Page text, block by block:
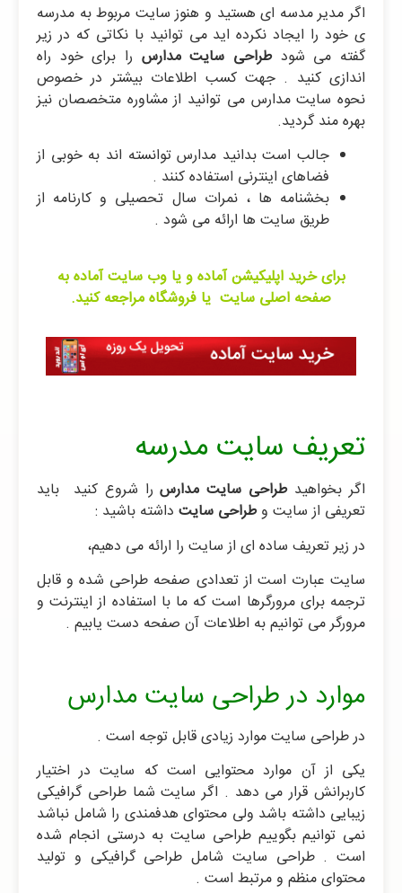
اگر مدیر مدسه ای هستید و هنوز سایت مربوط به مدرسه
ی خود را ایجاد نکرده اید می توانید با نکاتی که در زیر
گفته می شودطراحی سایت مدارس را برای خود راه
اندازی کنید . جهت کسب اطلاعات بیشتر در خصوص
نحوه سایت مدارس می توانید از مشاوره متخصصان نیز
بهره مند گردید.
جالب است بدانید مدارس توانسته اند به خوبی از
فضاهای اینترنی استفاده کنند .
بخشنامه ها ، نمرات سال تحصیلی و کارنامه از
طریق سایت ها ارائه می شود .
برای خرید اپلیکیشن آماده و یا وب سایت آماده به
صفحه اصلی سایت یا فروشگاه مراجعه کنید.
تعریف سایت مدرسه
اگر بخواهیدطراحی سایت مدارسرا شروع کنید باید
تعریفی از سایت وطراحی سایت داشته باشید :
در زیر تعریف ساده ای از سایت را ارائه می دهیم،
سایت عبارت است از تعدادی صفحه طراحی شده و قابل
ترجمه برای مرورگرها است که ما با استفاده از اینترنت و
مرورگر می توانیم به اطلاعات آن صفحه دست یابیم .
موارد در طراحی سایت مدارس
در طراحی سایت موارد زیادی قابل توجه است .
یکی از آن موارد محتوایی است که سایت در اختیار
کاربرانش قرار می دهد . اگر سایت شما طراحی گرافیکی
زیبایی داشته باشد ولی محتوای هدفمندی را شامل نباشد
نمی توانیم بگوییم طراحی سایت به درستی انجام شده
است . طراحی سایت شامل طراحی گرافیکی و تولید
محتوای منظم و مرتبط است .